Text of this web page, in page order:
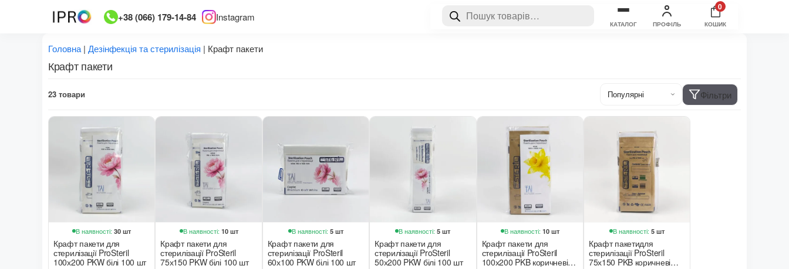
+38 (066) 179-14-84 Instagram
Пошук
товарів
КАТАЛОГ ПРОФІЛЬ
0
КОШИК
Головна | Дезінфекція та стерилізація | Крафт пакети
Крафт пакети
23 товари Фільтри
В наявності: 30 шт
Крафт пакети для
стерилізації ProSteril
100х200 PKW білі 100 шт
В наявності: 10 шт
Крафт пакети для
стерилізації ProSteril
75х150 PKW білі 100 шт
В наявності: 5 шт
Крафт пакети для
стерилізації ProSteril
60х100 PKW білі 100 шт
В наявності: 5 шт
Крафт пакети для
стерилізації ProSteril
50х200 PKW білі 100 шт
В наявності: 10 шт
Крафт пакети для
стерилізації ProSteril
100х200 PKB коричневі
В наявності: 5 шт
Крафт пакетидля
стерилізації ProSteril
75х150 PKB коричневі